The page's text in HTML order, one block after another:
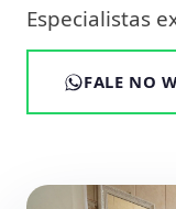
Especialistas
FALE NO